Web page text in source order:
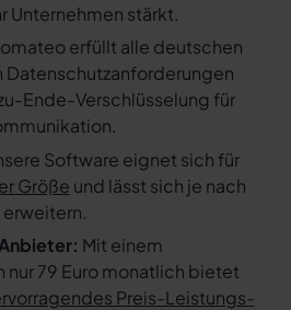
Unternehmen stärkt.
erfüllt alle deutschen
Datenschutzanforderungen
Ende-Verschlüsselung für
Software eignet sich für
Größe und lässt sich je nach
Mit einem
nur 79 Euro monatlich bietet
Preis-Leistungs-